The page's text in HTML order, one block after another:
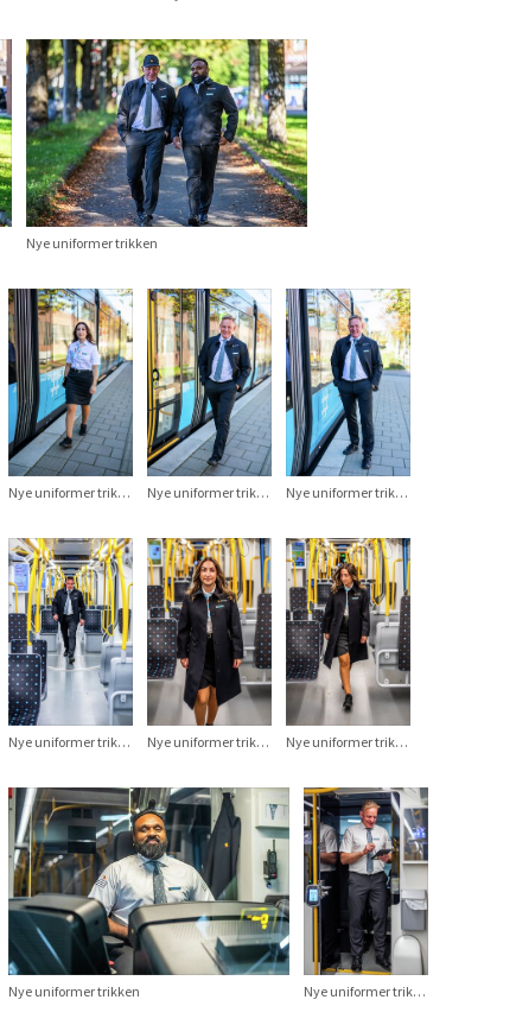
Nye uniformer trikken
Nye uniformer trikken Nye uniformer trikken Nye uniformer trikken
Nye uniformer trikken Nye uniformer trikken Nye uniformer trikken
Nye uniformer trikken Nye uniformer trikken